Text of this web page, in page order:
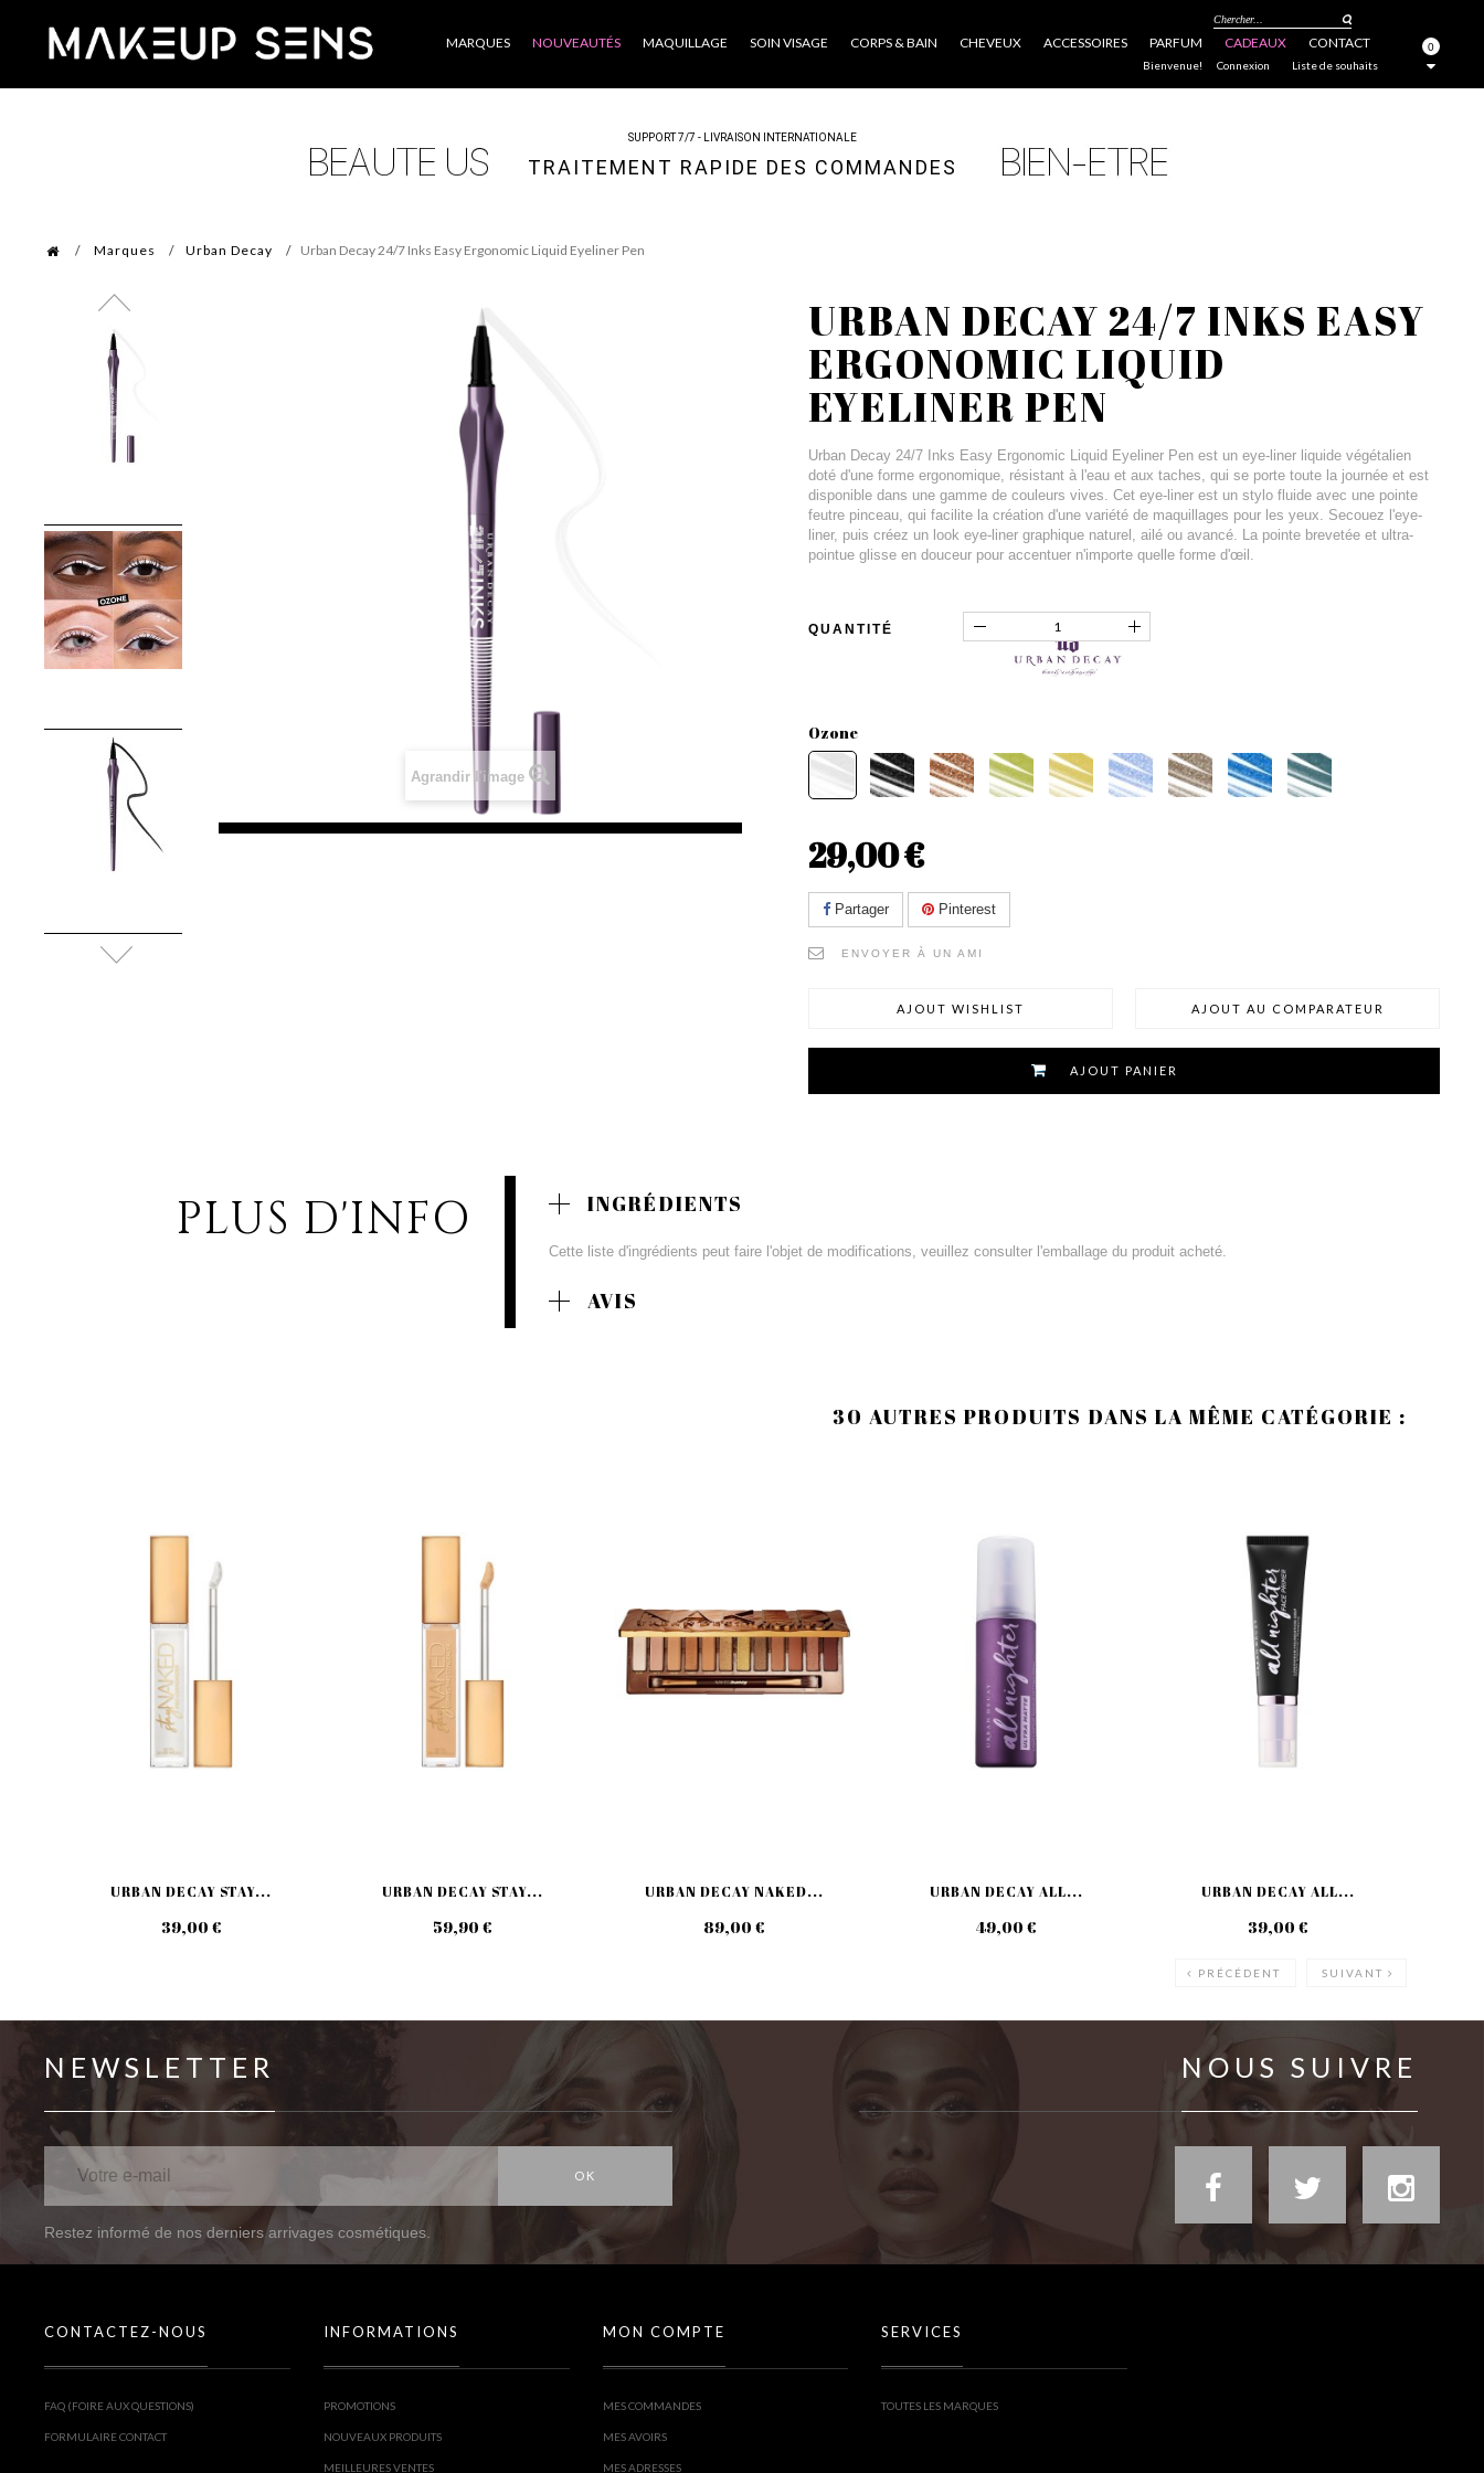
Catégories MARQUES NOUVEAUTÉS MAQUILLAGE SOIN VISAGE CORPS & BAIN CHEVEUX ACCESSOIRES PARFUM CADEAUX CONTACT
Chercher...
0
Liste de souhaits
Bienvenue! Connexion
SUPPORT 7/7 - LIVRAISON INTERNATIONALE
TRAITEMENT RAPIDE DES COMMANDES
Marques Urban Decay Urban Decay 24/7 Inks Easy Ergonomic Liquid Eyeliner Pen
Agrandir l'image
URBAN DECAY 24/7 INKS EASY
ERGONOMIC LIQUID
EYELINER PEN
Urban Decay 24/7 Inks Easy Ergonomic Liquid Eyeliner Pen est un eye-liner liquide végétalien
doté d'une forme ergonomique, résistant à l'eau et aux taches, qui se porte toute la journée et est
disponible dans une gamme de couleurs vives. Cet eye-liner est un stylo fluide avec une pointe
feutre pinceau, qui facilite la création d'une variété de maquillages pour les yeux. Secouez l'eye-
liner, puis créez un look eye-liner graphique naturel, ailé ou avancé. La pointe brevetée et ultra-
pointue glisse en douceur pour accentuer n'importe quelle forme d'œil.
QUANTITÉ
Ozone
29,00 €
Partager Pinterest
ENVOYER À UN AMI
AJOUT WISHLIST AJOUT AU COMPARATEUR
AJOUT PANIER
PLUS D'INFO INGRÉDIENTS
Cette liste d'ingrédients peut faire l'objet de modifications, veuillez consulter l'emballage du produit acheté.
AVIS
30 AUTRES PRODUITS DANS LA MÊME CATÉGORIE :
URBAN DECAY STAY...
39,00 €
URBAN DECAY STAY...
59,90 €
URBAN DECAY NAKED...
89,00 €
URBAN DECAY ALL...
49,00 €
URBAN DECAY ALL...
39,00 €
PRÉCÉDENT SUIVANT
NEWSLETTER
OK
Restez informé de nos derniers arrivages cosmétiques.
NOUS SUIVRE
CONTACTEZ-NOUS
FAQ (FOIRE AUX QUESTIONS)
FORMULAIRE CONTACT
INFORMATIONS
PROMOTIONS
NOUVEAUX PRODUITS
MEILLEURES VENTES
MON COMPTE
MES COMMANDES
MES AVOIRS
MES ADRESSES
SERVICES
TOUTES LES MARQUES